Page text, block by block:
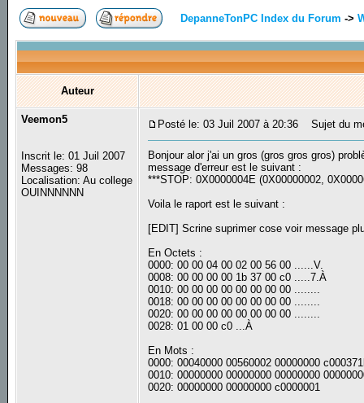
DepanneTonPC Index du Forum ->
Auteur
Veemon5
Inscrit le: 01 Juil 2007
Messages: 98
Localisation: Au college
OUINNNNNN
Posté le: 03 Juil 2007 à 20:36 Sujet du
Bonjour alor j'ai un gros (gros gros gros)
message d'erreur est le suivant :
***STOP: 0X0000004E (0X00000002,
Voila le raport est le suivant :
[EDIT] Scrine suprimer cose voir message
En Octets :
0000: 00 00 04 00 02 00 56 00 ......V.
0008: 00 00 00 00 1b 37 00 c0 .....7.À
0010: 00 00 00 00 00 00 00 00 ........
0018: 00 00 00 00 00 00 00 00 ........
0020: 00 00 00 00 00 00 00 00 ........
0028: 01 00 00 c0 ...À
En Mots :
0000: 00040000 00560002 00000000
0010: 00000000 00000000 00000000
0020: 00000000 00000000 c0000001